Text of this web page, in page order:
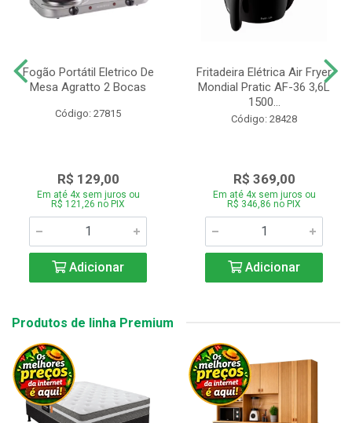
Fogão Portátil Eletrico De
Mesa Agratto 2 Bocas
Código: 27815
R$ 129,00
Em até 4x sem juros ou
R$ 121,26 no PIX
Adicionar
Fritadeira Elétrica Air Fryer
Mondial Pratic AF-36 3,6L
1500...
Código: 28428
R$ 369,00
Em até 4x sem juros ou
R$ 346,86 no PIX
Adicionar
Produtos de linha Premium